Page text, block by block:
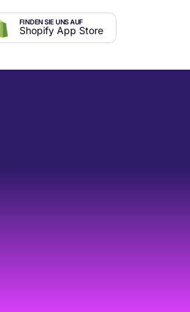
FINDEN SIE UNS AUF
Shopify App Store